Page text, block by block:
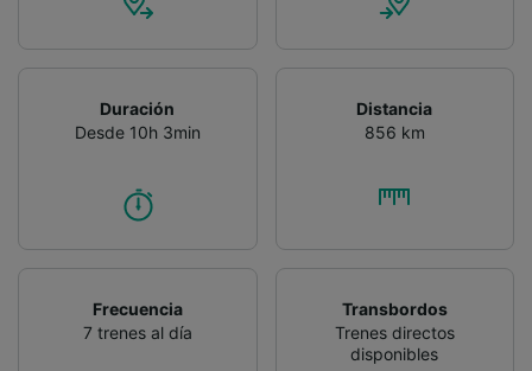
Duración
Desde 10h 3min
Distancia
856 km
Frecuencia
7 trenes al día
Transbordos
Trenes directos
disponibles